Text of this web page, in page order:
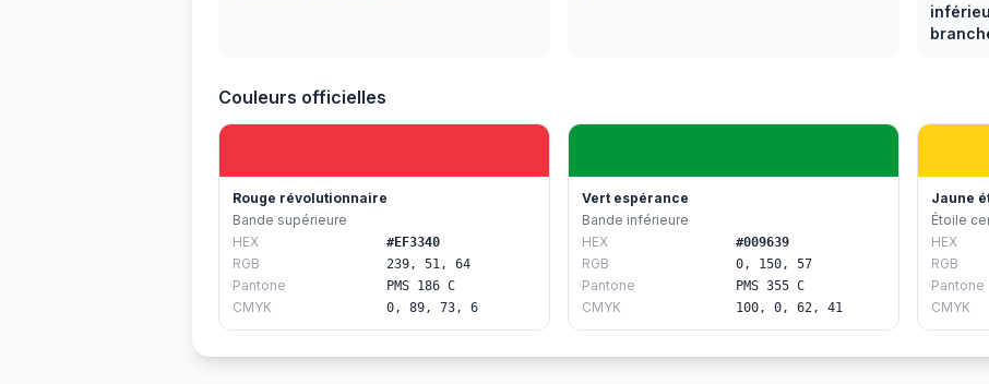
Couleurs officielles
Rouge révolutionnaire
Bande supérieure
HEX
#EF3340
RGB 239, 51, 64
Pantone PMS 186 C
CMYK 0, 89, 73, 6
Vert espérance
Bande inférieure
HEX
#009639
RGB 0, 150, 57
Pantone PMS 355 C
CMYK 100, 0, 62, 41
Jaune
Étoile
HEX
RGB
Pantone
CMYK